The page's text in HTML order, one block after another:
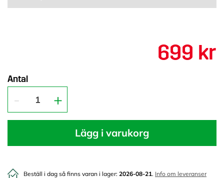
699 kr
Antal
Lägg i varukorg
Beställ i dag så finns varan i lager: 2026-08-21. Info om leveranser